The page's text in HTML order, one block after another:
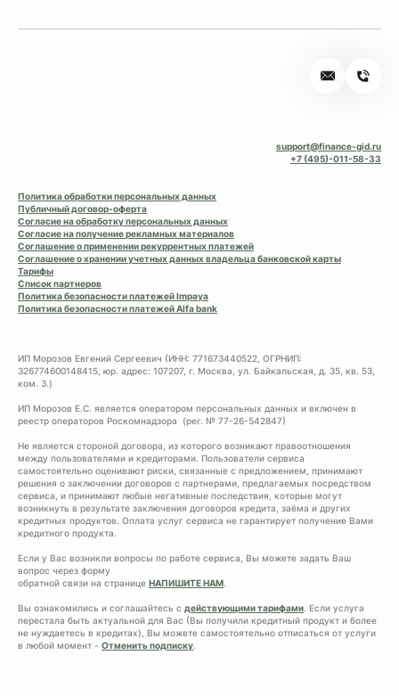
support@finance-gid.ru
+7 (495)-011-58-33
Политика обработки персональных данных
Публичный договор-оферта
Согласие на обработку персональных данных
Согласие на получение рекламных материалов
Соглашение о применении рекуррентных платежей
Соглашение о хранении учетных данных владельца банковской карты
Тарифы
Список партнеров
Политика безопасности платежей Impaya
Политика безопасности платежей Alfa bank
ИП Морозов Евгений Сергеевич (ИНН: 771673440522, ОГРНИП:
326774600148415, юр. адрес: 107207, г. Москва, ул. Байкальская, д. 35, кв. 53,
ком. 3.)
ИП Морозов Е.С. является оператором персональных данных и включен в
реестр операторов Роскомнадзора (рег. № 77-26-542847)
Не является стороной договора, из которого возникают правоотношения
между пользователями и кредиторами. Пользователи сервиса
самостоятельно оценивают риски, связанные с предложением, принимают
решения о заключении договоров с партнерами, предлагаемых посредством
сервиса, и принимают любые негативные последствия, которые могут
возникнуть в результате заключения договоров кредита, заёма и других
кредитных продуктов. Оплата услуг сервиса не гарантирует получение Вами
кредитного продукта.
Если у Вас возникли вопросы по работе сервиса, Вы можете задать Ваш
вопрос через форму
обратной связи на странице НАПИШИТЕ НАМ.
Вы ознакомились и соглашайтесь с действующими тарифами. Если услуга
перестала быть актуальной для Вас (Вы получили кредитный продукт и более
не нуждаетесь в кредитах), Вы можете самостоятельно отписаться от услуги
в любой момент - Отменить подписку.